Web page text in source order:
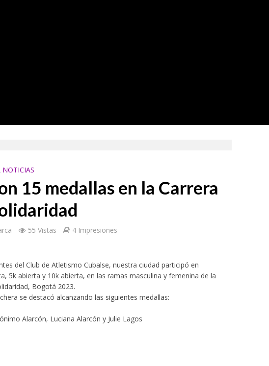
con una jornada dedicada a la memoria y la paz
NOTICIAS
15 medallas en la Carrera
55 Vistas 4 Impresiones
del Club de Atletismo Cubalse, nuestra ciudad participó en
5k abierta y 10k abierta, en las ramas masculina y femenina de la
Bogotá 2023.
se destacó alcanzando las siguientes medallas:
Alarcón, Luciana Alarcón y Julie Lagos